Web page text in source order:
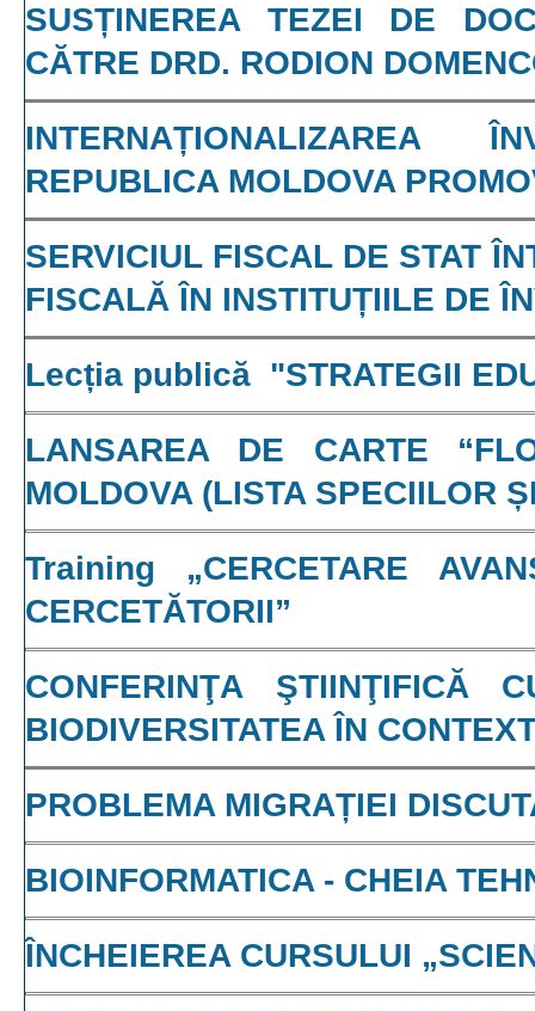
SUSȚINEREA TEZEI DE
CĂTRE DRD. RODION
INTERNAȚIONALIZAREA
REPUBLICA MOLDOVA
SERVICIUL FISCAL DE STAT
FISCALĂ ÎN INSTITUȚIILE DE
Lecția publică "STRATEGII
LANSAREA DE CARTE
MOLDOVA (LISTA SPECIILOR
Training „CERCETARE
CERCETĂTORII”
CONFERINŢA ŞTIINŢIFICĂ
BIODIVERSITATEA ÎN
PROBLEMA MIGRAȚIEI
BIOINFORMATICA - CHEIA
ÎNCHEIEREA CURSULUI